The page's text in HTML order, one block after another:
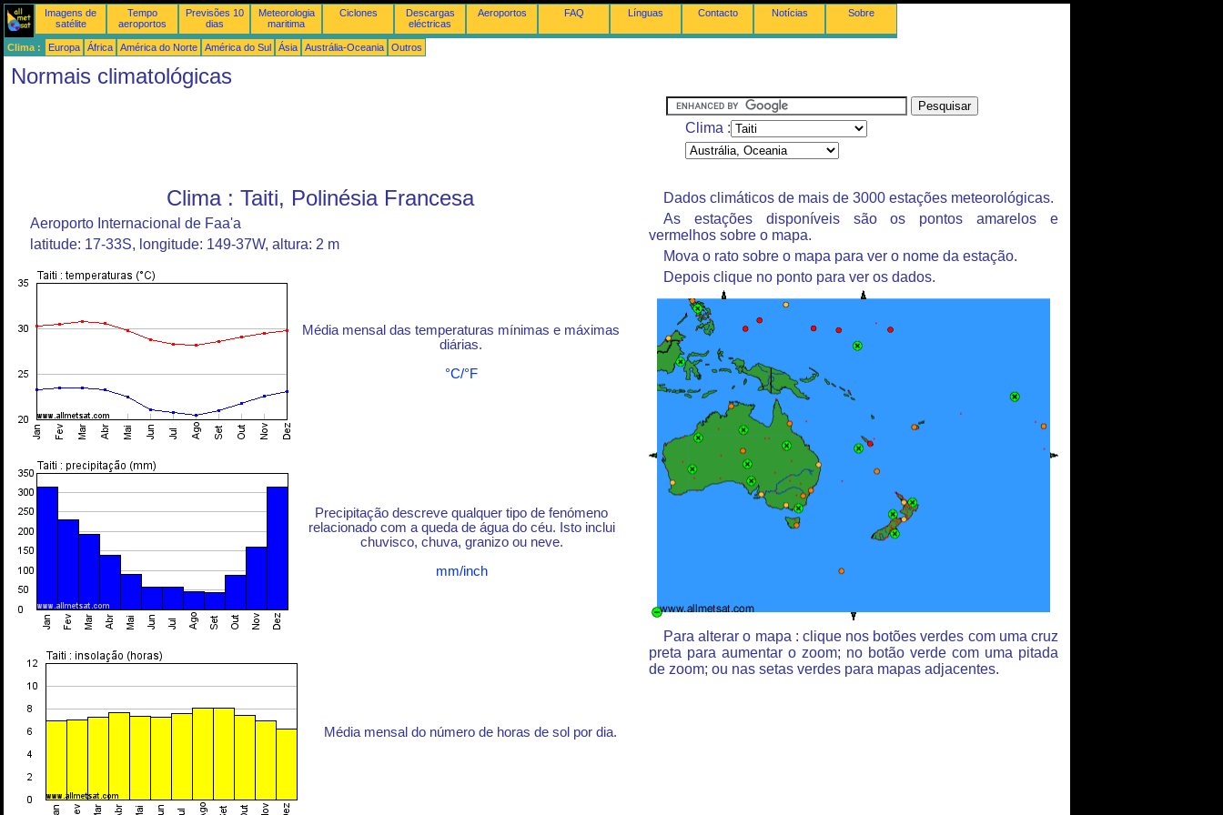
Imagens de
satélite
Tempo
aeroportos
Previsões 10
dias
Meteorologia
maritima
Ciclones
Descargas
eléctricas
Aeroportos FAQ Línguas Contacto Notícias Sobre
Clima : Europa África América do Norte América do Sul Ásia Austrália-Oceania Outros
Normais climatológicas
Clima :
Clima : Taiti, Polinésia Francesa
Aeroporto Internacional de Faa'a
latitude: 17-33S, longitude: 149-37W, altura: 2 m
Média mensal das temperaturas mínimas e máximas
diárias.
°C/°F
Precipitação descreve qualquer tipo de fenómeno
relacionado com a queda de água do céu. Isto inclui
chuvisco, chuva, granizo ou neve.
mm/inch
Média mensal do número de horas de sol por dia.
Dados climáticos de mais de 3000 estações meteorológicas.
As estações disponíveis são os pontos amarelos e
vermelhos sobre o mapa.
Mova o rato sobre o mapa para ver o nome da estação.
Depois clique no ponto para ver os dados.
Para alterar o mapa : clique nos botões verdes com uma cruz
preta para aumentar o zoom; no botão verde com uma pitada
de zoom; ou nas setas verdes para mapas adjacentes.